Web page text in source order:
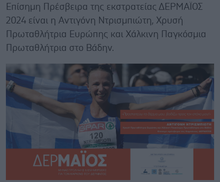
Επίσημη Πρέσβειρα της εκστρατείας ΔΕΡΜΑΪΟΣ
2024 είναι η Αντιγόνη Ντρισμπιώτη, Χρυσή
Πρωταθλήτρια Ευρώπης και Χάλκινη Παγκόσμια
Πρωταθλήτρια στο Βάδην.